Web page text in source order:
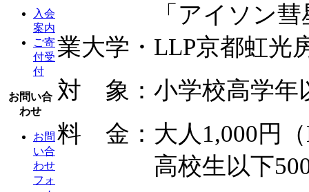
入会
案内
ご寄
付受
付
お問い合
わせ
お問
い合
わせ
フォ
「アイソン彗星
業大学・LLP京都虹光
対 象：小学校高学年
料 金：大人1,000円（
高校生以下500円